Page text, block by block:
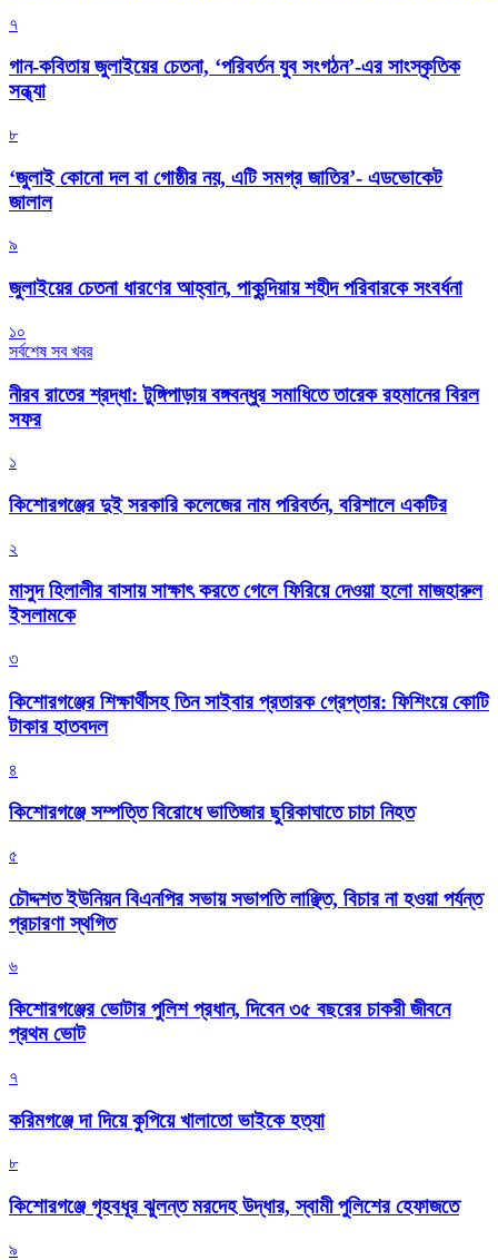
৭
গান-কবিতায় জুলাইয়ের চেতনা, ‘পরিবর্তন যুব সংগঠন’-এর সাংস্কৃতিক
সন্ধ্যা
৮
‘জুলাই কোনো দল বা গোষ্ঠীর নয়, এটি সমগ্র জাতির’- এডভোকেট
জালাল
৯
জুলাইয়ের চেতনা ধারণের আহ্বান, পাকুন্দিয়ায় শহীদ পরিবারকে সংবর্ধনা
১০
সর্বশেষ সব খবর
নীরব রাতের শ্রদ্ধা: টুঙ্গিপাড়ায় বঙ্গবন্ধুর সমাধিতে তারেক রহমানের বিরল
সফর
১
কিশোরগঞ্জের দুই সরকারি কলেজের নাম পরিবর্তন, বরিশালে একটির
২
মাসুদ হিলালীর বাসায় সাক্ষাৎ করতে গেলে ফিরিয়ে দেওয়া হলো মাজহারুল
ইসলামকে
৩
কিশোরগঞ্জের শিক্ষার্থীসহ তিন সাইবার প্রতারক গ্রেপ্তার: ফিশিংয়ে কোটি
টাকার হাতবদল
৪
কিশোরগঞ্জে সম্পত্তি বিরোধে ভাতিজার ছুরিকাঘাতে চাচা নিহত
৫
চৌদ্দশত ইউনিয়ন বিএনপির সভায় সভাপতি লাঞ্ছিত, বিচার না হওয়া পর্যন্ত
প্রচারণা স্থগিত
৬
কিশোরগঞ্জের ভোটার পুলিশ প্রধান, দিবেন ৩৫ বছরের চাকরী জীবনে
প্রথম ভোট
৭
করিমগঞ্জে দা দিয়ে কুপিয়ে খালাতো ভাইকে হত্যা
৮
কিশোরগঞ্জে গৃহবধূর ঝুলন্ত মরদেহ উদ্ধার, স্বামী পুলিশের হেফাজতে
৯